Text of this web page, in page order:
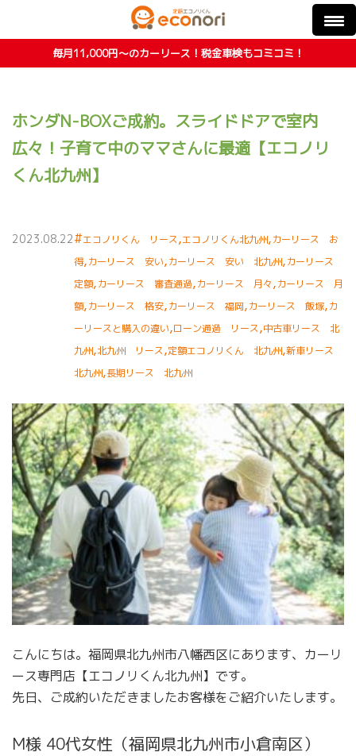
毎月11,000円〜のカーリース！税金車検もコミコミ！
ホンダN-BOXご成約。スライドドアで室内
広々！子育て中のママさんに最適【エコノリ
くん北九州】
2023.08.22#エコノリくん リース,エコノリくん北九州,カーリース お
得,カーリース 安い,カーリース 安い 北九州,カーリース
定額,カーリース 審査通過,カーリース 月々,カーリース 月
額,カーリース 格安,カーリース 福岡,カーリース 飯塚,カ
ーリースと購入の違い,ローン通過 リース,中古車リース 北
九州,北九州 リース,定額エコノリくん 北九州,新車リース
北九州,長期リース 北九州
こんにちは。福岡県北九州市八幡西区にあります、カーリ
ース専門店【エコノリくん北九州】です。
先日、ご成約いただきましたお客様をご紹介いたします。
M様 40代女性（福岡県北九州市小倉南区）